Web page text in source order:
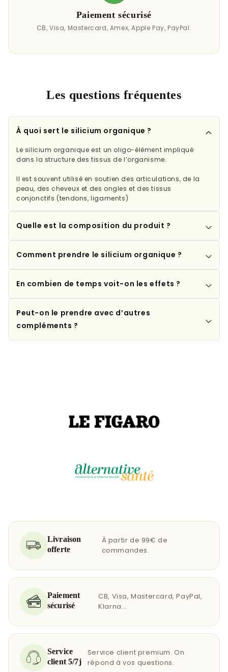
Paiement sécurisé
CB, Visa, Mastercard, Amex, Apple Pay, PayPal.
Les questions fréquentes
À quoi sert le silicium organique ?
Le silicium organique est un oligo-élément impliqué
dans la structure des tissus de l’organisme.
Il est souvent utilisé en soutien des articulations, de la
peau, des cheveux et des ongles et des tissus
conjonctifs (tendons, ligaments)
Quelle est la composition du produit ?
Comment prendre le silicium organique ?
En combien de temps voit-on les effets ?
Peut-on le prendre avec d’autres
compléments ?
Livraison
offerte
À partir de 99€ de
commandes.
Paiement
sécurisé
CB, Visa, Mastercard, PayPal,
Klarna...
Service
client 5/7j
Service client premium. On
répond à vos questions.